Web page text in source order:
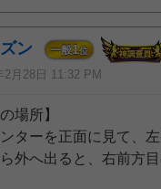
ン 一般1位
2月28日 11:32 PM
場所】
ターを正面に見て、
外へ出ると、右前方